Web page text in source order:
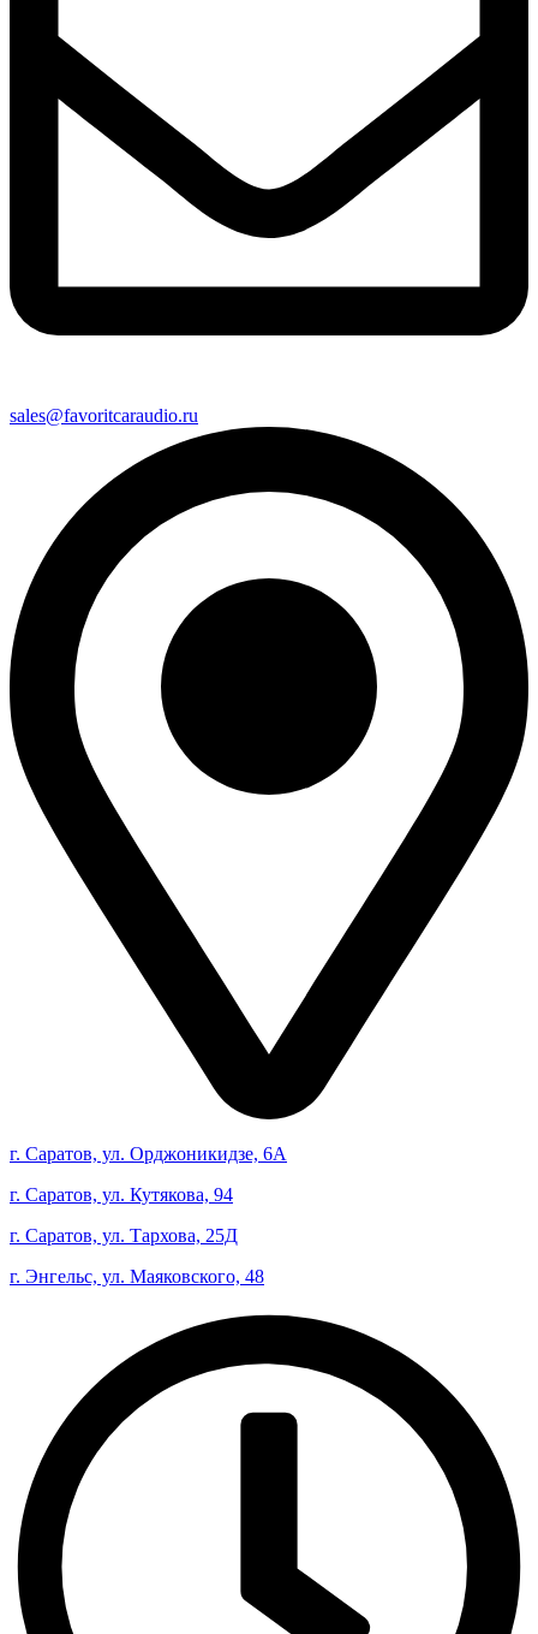
sales@favoritcaraudio.ru
г. Саратов, ул. Орджоникидзе, 6А
г. Саратов, ул. Кутякова, 94
г. Саратов, ул. Тархова, 25Д
г. Энгельс, ул. Маяковского, 48